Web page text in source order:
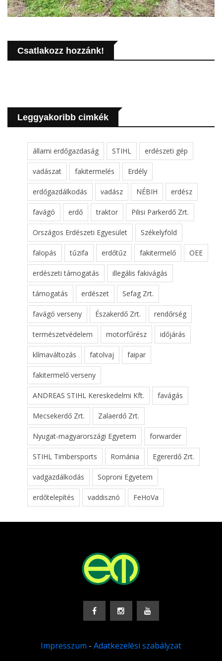
Csatlakozz hozzánk!
Leggyakoribb cimkék
állami erdőgazdaság STIHL erdészeti gép
vadászat fakitermelés Erdély
erdőgazdálkodás vadász NÉBIH erdész
favágó erdő traktor Pilisi Parkerdő Zrt.
Országos Erdészeti Egyesület Székelyföld
falopás tűzifa erdőtűz fakitermelő OEE
erdészeti támogatás illegális fakivágás
támogatás erdészet Sefag Zrt.
favágó verseny Északerdő Zrt. rendőrség
természetvédelem motorfűrész időjárás
klímaváltozás fatolvaj faipar
fakitermelő verseny
ANDREAS STIHL Kereskedelmi Kft. favágás
Mecsekerdő Zrt. Zalaerdő Zrt.
Nyugat-magyarországi Egyetem forwarder
STIHL Timbersports Románia Egererdő Zrt.
vadgazdálkodás Soproni Egyetem
erdőtelepítés vaddisznó FeHoVa
Impresszum - Adatkezelési szabályzat